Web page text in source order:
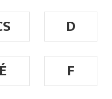
D
É
F